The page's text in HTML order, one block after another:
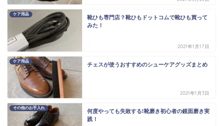
ケア用品
靴ひも専門店？靴ひもドットコムで靴ひも買って
みた！
2021年1月17日
ケア用品
チェスが使うおすすめのシューケアグッズまとめ
2021年1月3日
その他のお手入れ
何度やっても失敗する!靴磨き初心者の鏡面磨き実
践！